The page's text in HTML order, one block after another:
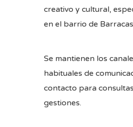
creativo y cultural,
en el barrio de
Se mantienen los
habituales de
contacto para
gestiones.